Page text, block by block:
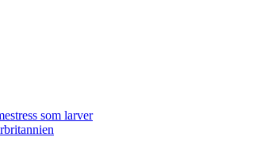
som larver